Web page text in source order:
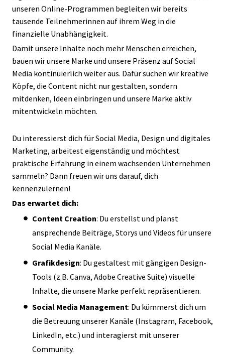
unseren Online-Programmen begleiten wir bereits
tausende Teilnehmerinnen auf ihrem Weg in die
finanzielle Unabhängigkeit.
Damit unsere Inhalte noch mehr Menschen erreichen,
bauen wir unsere Marke und unsere Präsenz auf Social
Media kontinuierlich weiter aus. Dafür suchen wir kreative
Köpfe, die Content nicht nur gestalten, sondern
mitdenken, Ideen einbringen und unsere Marke aktiv
mitentwickeln möchten.
Du interessierst dich für Social Media, Design und digitales
Marketing, arbeitest eigenständig und möchtest
praktische Erfahrung in einem wachsenden Unternehmen
sammeln? Dann freuen wir uns darauf, dich
kennenzulernen!
Das erwartet dich:
Content Creation: Du erstellst und planst
ansprechende Beiträge, Storys und Videos für unsere
Social Media Kanäle.
Grafikdesign: Du gestaltest mit gängigen Design-
Tools (z.B. Canva, Adobe Creative Suite) visuelle
Inhalte, die unsere Marke perfekt repräsentieren.
Social Media Management: Du kümmerst dich um
die Betreuung unserer Kanäle (Instagram, Facebook,
LinkedIn, etc.) und interagierst mit unserer
Community.